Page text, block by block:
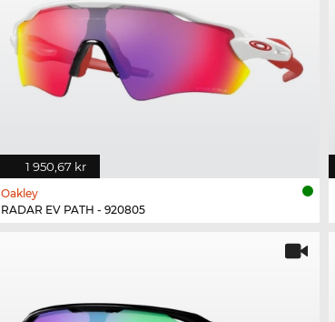
1 950,67 kr
Oakley
RADAR EV PATH - 920805